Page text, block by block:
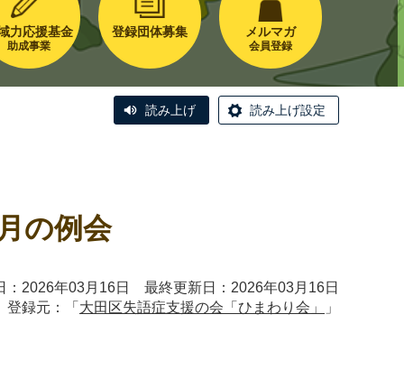
力応援基金
助成事業
登録団体募集 メルマガ
会員登録
読み上げ 読み上げ設定
の例会
：2026年03月16日 最終更新日：2026年03月16日
登録元：「 大田区失語症支援の会「ひまわり会」 」